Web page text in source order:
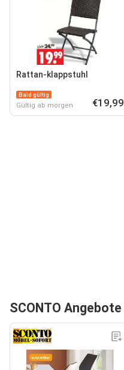
Rattan-klappstuhl
Bald gültig
Gültig ab morgen €19,99
SCONTO Angebote